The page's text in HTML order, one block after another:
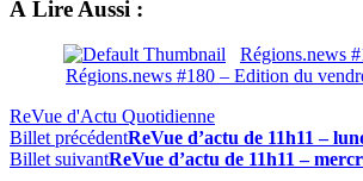
À Lire Aussi :
Régions.news
Régions.news #180 – Edition du
ReVue d'Actu Quotidienne
Billet précédentReVue d’actu de 11h11 –
Billet suivantReVue d’actu de 11h11 –